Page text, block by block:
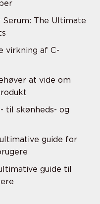
The Ultimate
virkning af C-
at vide om
til skønheds- og
guide for
guide til